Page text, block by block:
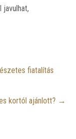
fiatalítás
kortól ajánlott? →